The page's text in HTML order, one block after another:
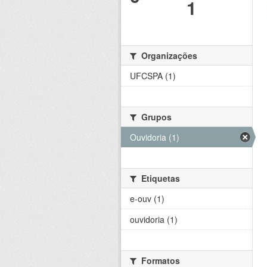
1
Organizações
UFCSPA (1)
Grupos
Ouvidoria (1)
Etiquetas
e-ouv (1)
ouvidoria (1)
Formatos